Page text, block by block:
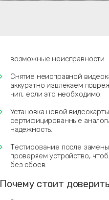
возможные неисправности.
Снятие неисправной
аккуратно извлекаем
чип, если это необходимо.
Установка новой
сертифицированные
надежность.
Тестирование после
проверяем устройство,
без сбоев.
Почему стоит